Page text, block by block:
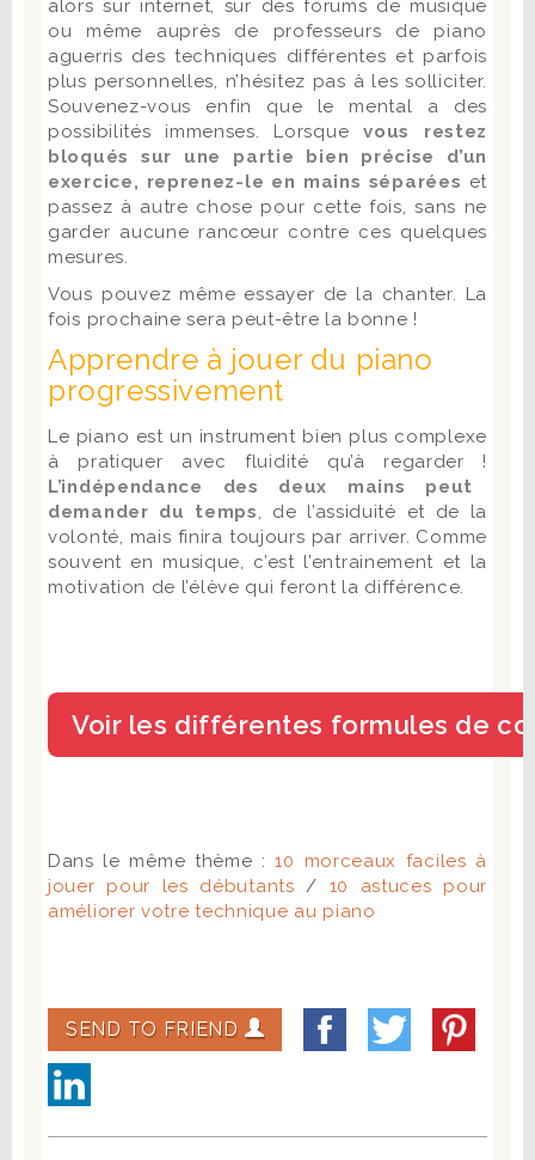
alors sur internet, sur des forums de musique
ou même auprès de professeurs de piano
aguerris des techniques différentes et parfois
plus personnelles, n’hésitez pas à les solliciter.
Souvenez-vous enfin que le mental a des
possibilités immenses. Lorsquevous restez
bloqués sur une partie bien précise d’un
exercice, reprenez-le en mains séparées et
passez à autre chose pour cette fois, sans ne
garder aucune rancœur contre ces quelques
mesures.
Vous pouvez même essayer de la chanter. La
fois prochaine sera peut-être la bonne !
Apprendre à jouer du piano
progressivement
Le piano est un instrument bien plus complexe
à pratiquer avec fluidité qu’à regarder !
L’indépendance des deux mains peut
demander du temps, de l’assiduité et de la
volonté, mais finira toujours par arriver. Comme
souvent en musique, c’est l’entrainement et la
motivation de l’élève qui feront la différence.
Dans le même thème :10 morceaux faciles à
jouer pour les débutants /
10 astuces pour
améliorer votre technique au piano
SEND TO FRIEND